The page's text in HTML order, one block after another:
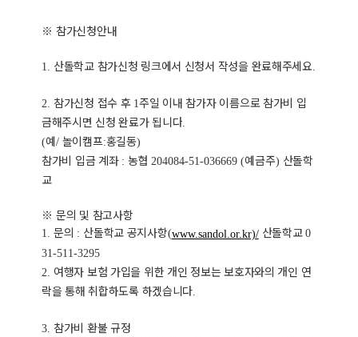
※ 참가신청안내
1. 산돌학교 참가신청 링크에서 신청서 작성을 완료해주세요.
2. 참가신청 접수 후 1주일 이내 참가자 이름으로 참가비 입
금해주시면 신청 완료가 됩니다.
(예/ 놀이캠프:홍길동)
참가비 입금 계좌 :농협204084-51-036669 (예금주) 산돌학
교
※ 문의 및 참고사항
1. 문의 : 산돌학교 공지사항(www.sandol.or.kr)/ 산돌학교0
31-511-3295
2. 여행자 보험 가입을 위한 개인 정보는 보호자와의 개인 연
락을 통해 취합하도록 하겠습니다
3. 참가비 환불 규정